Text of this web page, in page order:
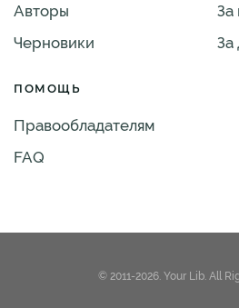
Авторы
Черновики
За
За
ПОМОЩЬ
Правообладателям
FAQ
© 2011-2026. Your Lib. All